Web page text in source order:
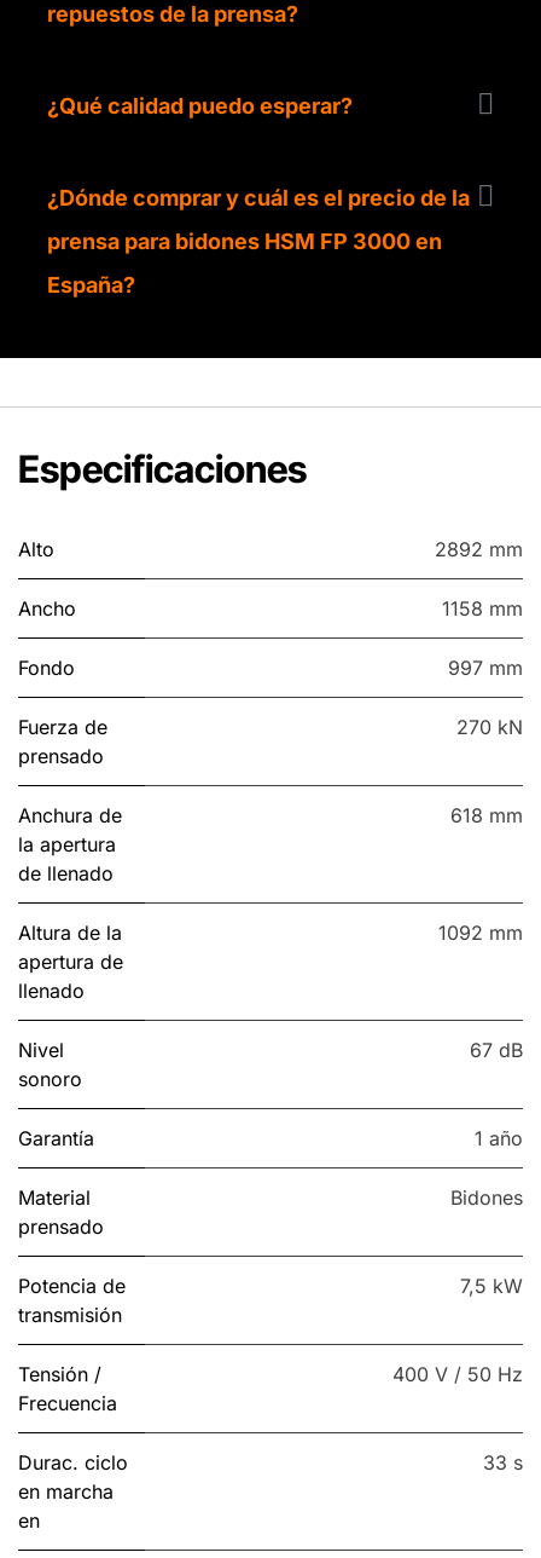
repuestos de la prensa?
¿Qué calidad puedo esperar?
¿Dónde comprar y cuál es el precio de la
prensa para bidones HSM FP 3000 en
España?
Especificaciones
Alto 2892 mm
Ancho 1158 mm
Fondo 997 mm
Fuerza de
prensado
270 kN
Anchura de
la apertura
de llenado
618 mm
Altura de la
apertura de
llenado
1092 mm
Nivel
sonoro
67 dB
Garantía 1 año
Material
prensado
Bidones
Potencia de
transmisión
7,5 kW
Tensión /
Frecuencia
400 V / 50 Hz
Durac. ciclo
en marcha
en
33 s